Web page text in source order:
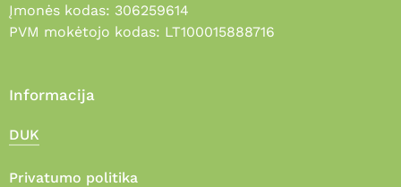
Įmonės kodas: 306259614
PVM mokėtojo kodas: LT100015888716
Informacija
DUK
Privatumo politika